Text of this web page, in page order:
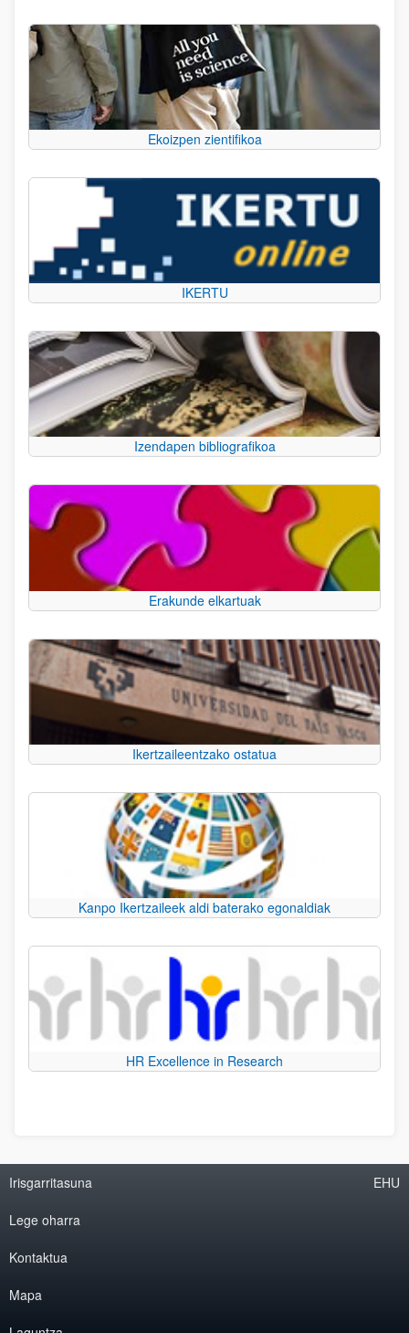
Ekoizpen zientifikoa
IKERTU
Izendapen bibliografikoa
Erakunde elkartuak
Ikertzaileentzako ostatua
Kanpo Ikertzaileek aldi baterako egonaldiak
HR Excellence in Research
Irisgarritasuna
Lege oharra
Kontaktua
Mapa
EHU